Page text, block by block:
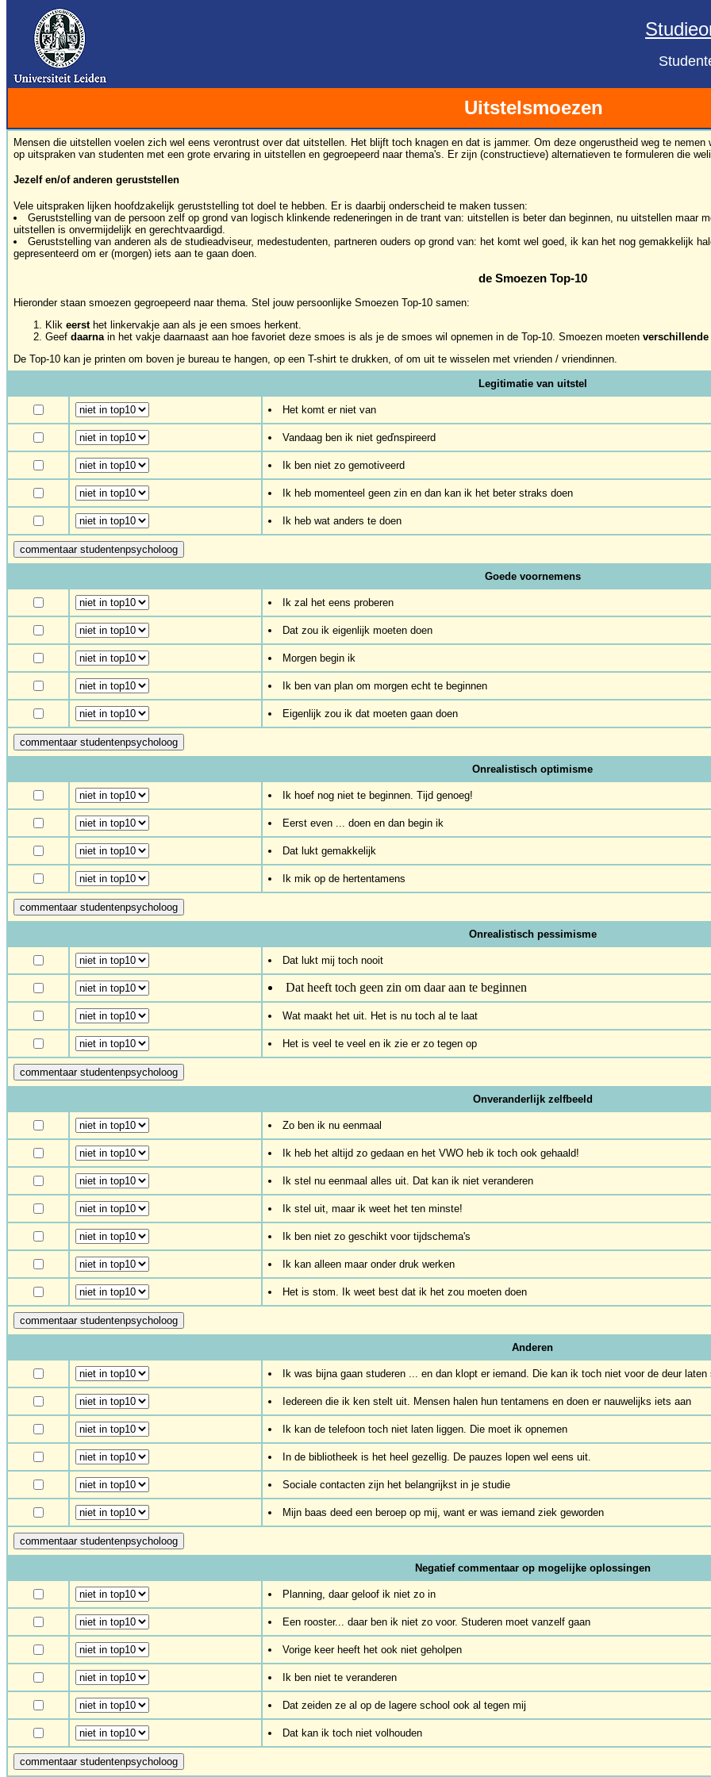
Uitstelsmoezen
Mensen die uitstellen voelen zich wel eens verontrust over dat uitstellen. Het blijft toch knagen en dat is jammer. Om deze ongerustheid weg te
op uitspraken van studenten met een grote ervaring in uitstellen en gegroepeerd naar thema's. Er zijn (constructieve) alternatieven te formuleren die
Jezelf en/of anderen geruststellen
Vele uitspraken lijken hoofdzakelijk geruststelling tot doel te hebben. Er is daarbij onderscheid te maken tussen:
Geruststelling van de persoon zelf op grond van logisch klinkende redeneringen in de trant van: uitstellen is beter dan beginnen, nu uitstellen maar
uitstellen is onvermijdelijk en gerechtvaardigd.
Geruststelling van anderen als de studieadviseur, medestudenten, partneren ouders op grond van: het komt wel goed, ik kan het nog gemakkelijk
gepresenteerd om er (morgen) iets aan te gaan doen.
de Smoezen Top-10
Hieronder staan smoezen gegroepeerd naar thema. Stel jouw persoonlijke Smoezen Top-10 samen:
Klik eersthet linkervakje aan als je een smoes herkent.
Geef daarna in het vakje daarnaast aan hoe favoriet deze smoes is als je de smoes wil opnemen in de Top-10. Smoezen moeten verschillende
De Top-10 kan je printen om boven je bureau te hangen, op een T-shirt te drukken, of om uit te wisselen met vrienden / vriendinnen.
Legitimatie van uitstel
Het komt er niet van
Vandaag ben ik niet geďnspireerd
Ik ben niet zo gemotiveerd
Ik heb momenteel geen zin en dan kan ik het beter straks doen
Ik heb wat anders te doen
Goede voornemens
Ik zal het eens proberen
Dat zou ik eigenlijk moeten doen
Morgen begin ik
Ik ben van plan om morgen echt te beginnen
Eigenlijk zou ik dat moeten gaan doen
Onrealistisch optimisme
Ik hoef nog niet te beginnen. Tijd genoeg!
Eerst even ... doen en dan begin ik
Dat lukt gemakkelijk
Ik mik op de hertentamens
Onrealistisch pessimisme
Dat lukt mij toch nooit
Dat heeft toch geen zin om daar aan te beginnen
Wat maakt het uit. Het is nu toch al te laat
Het is veel te veel en ik zie er zo tegen op
Onveranderlijk zelfbeeld
Zo ben ik nu eenmaal
Ik heb het altijd zo gedaan en het VWO heb ik toch ook gehaald!
Ik stel nu eenmaal alles uit. Dat kan ik niet veranderen
Ik stel uit, maar ik weet het ten minste!
Ik ben niet zo geschikt voor tijdschema's
Ik kan alleen maar onder druk werken
Het is stom. Ik weet best dat ik het zou moeten doen
Anderen
Ik was bijna gaan studeren ... en dan klopt er iemand. Die kan ik toch niet voor de deur laten
Iedereen die ik ken stelt uit. Mensen halen hun tentamens en doen er nauwelijks iets aan
Ik kan de telefoon toch niet laten liggen. Die moet ik opnemen
In de bibliotheek is het heel gezellig. De pauzes lopen wel eens uit.
Sociale contacten zijn het belangrijkst in je studie
Mijn baas deed een beroep op mij, want er was iemand ziek geworden
Negatief commentaar op mogelijke oplossingen
Planning, daar geloof ik niet zo in
Een rooster... daar ben ik niet zo voor. Studeren moet vanzelf gaan
Vorige keer heeft het ook niet geholpen
Ik ben niet te veranderen
Dat zeiden ze al op de lagere school ook al tegen mij
Dat kan ik toch niet volhouden